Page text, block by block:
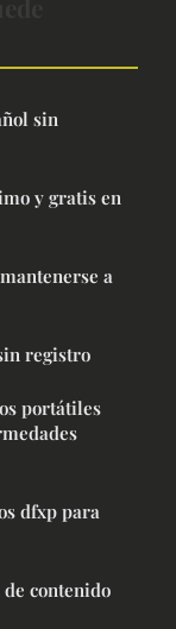
sin
y gratis en
a
registro
portátiles
dfxp para
contenido